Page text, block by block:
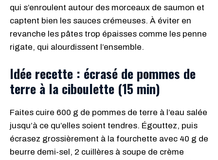
qui s’enroulent autour des morceaux de saumon et
captent bien les sauces crémeuses. À éviter en
revanche les pâtes trop épaisses comme les penne
rigate, qui alourdissent l’ensemble.
Idée recette : écrasé de pommes de
terre à la ciboulette (15 min)
Faites cuire 600 g de pommes de terre à l’eau salée
jusqu’à ce qu’elles soient tendres. Égouttez, puis
écrasez grossièrement à la fourchette avec 40 g de
beurre demi-sel, 2 cuillères à soupe de crème